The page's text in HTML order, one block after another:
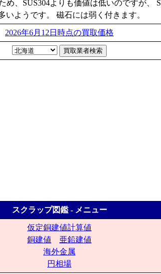
め、SUS304よりも価値は低いのですが、
いようです。 磁石には弱く付きます。
2026年6月12日時点の買取価格
スクラップ図鑑 - メニュー
仮定銅建値計算値
銅建値
亜鉛建値
海外金属
円相場